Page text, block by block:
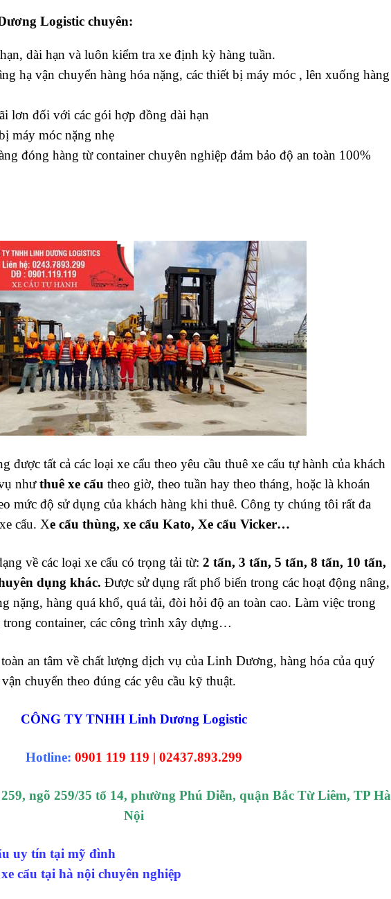
Logistic chuyên:
dài hạn và luôn kiểm tra xe định kỳ hàng tuần.
hạ vận chuyển hàng hóa nặng, các thiết bị máy móc , lên xuống hàng
lơn đối với các gói hợp đồng dài hạn
máy móc nặng nhẹ
đóng hàng từ container chuyên nghiệp đảm bảo độ an toàn 100%
được tất cả các loại xe cẩu theo yêu cầu thuê xe cẩu tự hành của khách
nhưthuê xe cẩu theo giờ, theo tuần hay theo tháng, hoặc là khoán
mức độ sử dụng của khách hàng khi thuê. Công ty chúng tôi rất đa
cẩu. Xe cẩu thùng, xe cẩu Kato, Xe cẩu Vicker…
về các loại xe cẩu có trọng tải từ: 2 tấn, 3 tấn, 5 tấn, 8 tấn, 10 tấn,
dụng khác. Được sử dụng rất phổ biến trong các hoạt động nâng,
nặng, hàng quá khổ, quá tải, đòi hỏi độ an toàn cao. Làm việc trong
trong container, các công trình xây dựng…
an tâm về chất lượng dịch vụ của Linh Dương, hàng hóa của quý
chuyển theo đúng các yêu cầu kỹ thuật.
CÔNG TY TNHH Linh Dương Logistic
Hotline: 0901 119 119 | 02437.893.299
ngõ 259/35 tổ 14, phường Phú Diễn, quận Bắc Từ Liêm, TP Hà
Nội
uy tín tại mỹ đình
cẩu tại hà nội chuyên nghiệp